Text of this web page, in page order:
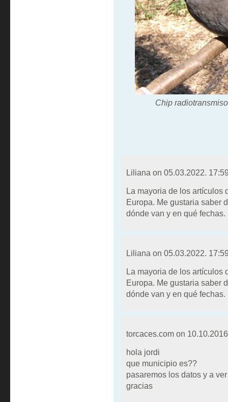
Chip
Liliana on 05.03.2022.
La mayoria de los artículos
Europa. Me gustaria saber
dónde van y en qué
Liliana on 05.03.2022.
La mayoria de los artículos
Europa. Me gustaria saber
dónde van y en qué
torcaces.com on
hola jordi
que municipio es??
pasaremos los datos y a
gracias